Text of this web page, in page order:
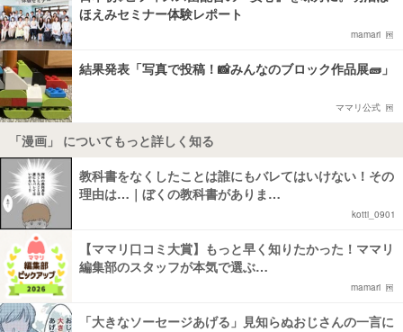
ほえみセミナー体験レポート
mamari
結果発表「写真で投稿！📸みんなのブロック作品展🧱」
ママリ公式
「漫画」 についてもっと詳しく知る
教科書をなくしたことは誰にもバレてはいけない！その
理由は…｜ぼくの教科書がありま…
kotti_0901
【ママリ口コミ大賞】もっと早く知りたかった！ママリ
編集部のスタッフが本気で選ぶ…
mamari
「大きなソーセージあげる」見知らぬおじさんの一言に